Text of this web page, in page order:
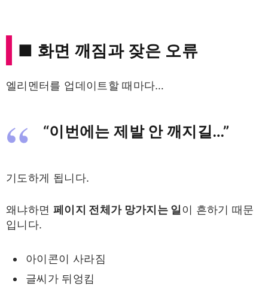
■ 화면 깨짐과 잦은 오류
엘리멘터를 업데이트할 때마다…
“이번에는 제발 안 깨지길…”
기도하게 됩니다.
왜냐하면 페이지 전체가 망가지는 일 이 흔하기 때문
입니다.
아이콘이 사라짐
글씨가 뒤엉킴